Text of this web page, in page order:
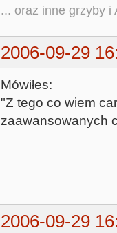
... oraz inne grzyby i
2006-09-29
Mówiłes:
"Z tego co wiem
zaawansowanych
2006-09-29